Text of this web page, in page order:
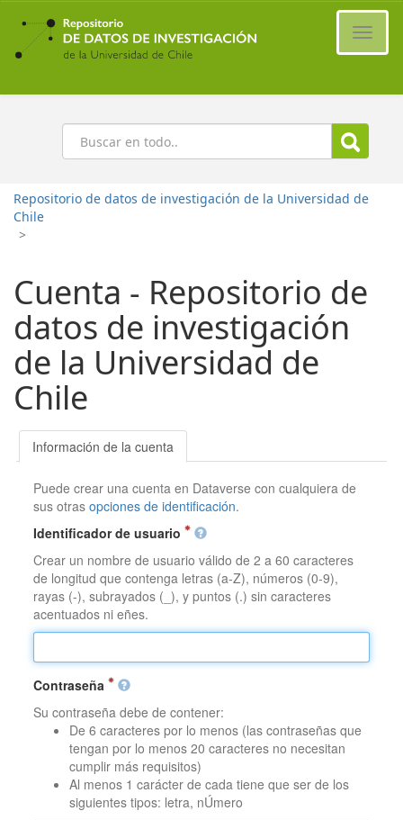
Ir
contenido
principal
Buscar
Repositorio de datos de investigación de la Universidad de
Chile
>
Cuenta - Repositorio de
datos de investigación
de la Universidad de
Chile
Información de la cuenta
Puede crear una cuenta en Dataverse con cualquiera de
sus otrasopciones de identificación.
Identificador de usuario
Crear un nombre de usuario válido de 2 a 60 caracteres
de longitud que contenga letras (a-Z), números (0-9),
rayas (-), subrayados (_), y puntos (.) sin caracteres
acentuados ni eñes.
Contraseña
Su contraseña debe de contener:
De 6 caracteres por lo menos (las contraseñas que
tengan por lo menos 20 caracteres no necesitan
cumplir más requisitos)
Al menos 1 carácter de cada tiene que ser de los
siguientes tipos: letra, nÚmero